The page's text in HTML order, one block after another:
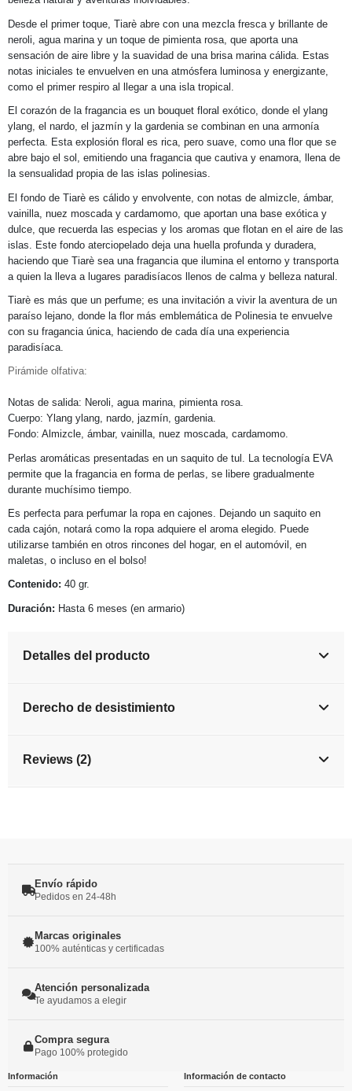
Desde el primer toque, Tiarè abre con una mezcla fresca y brillante de
neroli, agua marina y un toque de pimienta rosa, que aporta una
sensación de aire libre y la suavidad de una brisa marina cálida. Estas
notas iniciales te envuelven en una atmósfera luminosa y energizante,
como el primer respiro al llegar a una isla tropical.
El corazón de la fragancia es un bouquet floral exótico, donde el ylang
ylang, el nardo, el jazmín y la gardenia se combinan en una armonía
perfecta. Esta explosión floral es rica, pero suave, como una flor que se
abre bajo el sol, emitiendo una fragancia que cautiva y enamora, llena de
la sensualidad propia de las islas polinesias.
El fondo de Tiarè es cálido y envolvente, con notas de almizcle, ámbar,
vainilla, nuez moscada y cardamomo, que aportan una base exótica y
dulce, que recuerda las especias y los aromas que flotan en el aire de las
islas. Este fondo aterciopelado deja una huella profunda y duradera,
haciendo que Tiarè sea una fragancia que ilumina el entorno y transporta
a quien la lleva a lugares paradisíacos llenos de calma y belleza natural.
Tiarè es más que un perfume; es una invitación a vivir la aventura de un
paraíso lejano, donde la flor más emblemática de Polinesia te envuelve
con su fragancia única, haciendo de cada día una experiencia
paradisíaca.
Pirámide olfativa:
Notas de salida: Neroli, agua marina, pimienta rosa.
Cuerpo: Ylang ylang, nardo, jazmín, gardenia.
Fondo: Almizcle, ámbar, vainilla, nuez moscada, cardamomo.
Perlas aromáticas presentadas en un saquito de tul. La tecnología EVA
permite que la fragancia en forma de perlas, se libere gradualmente
durante muchísimo tiempo.
Es perfecta para perfumar la ropa en cajones. Dejando un saquito en
cada cajón, notará como la ropa adquiere el aroma elegido. Puede
utilizarse también en otros rincones del hogar, en el automóvil, en
maletas, o incluso en el bolso!
Contenido: 40 gr.
Duración: Hasta 6 meses (en armario)
Detalles del producto
Derecho de desistimiento
Reviews (2)
Envío rápido
Pedidos en 24-48h
Marcas originales
100% auténticas y certificadas
Atención personalizada
Te ayudamos a elegir
Compra segura
Pago 100% protegido
Información Información de contacto